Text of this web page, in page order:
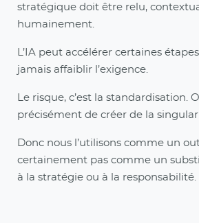
stratégique doit être relu,
humainement.
L’IA peut accélérer certaines
jamais affaiblir l’exigence.
Le risque, c’est la standardisation.
précisément de créer de la
Donc nous l’utilisons comme un
certainement pas comme un
à la stratégie ou à la responsabilité.